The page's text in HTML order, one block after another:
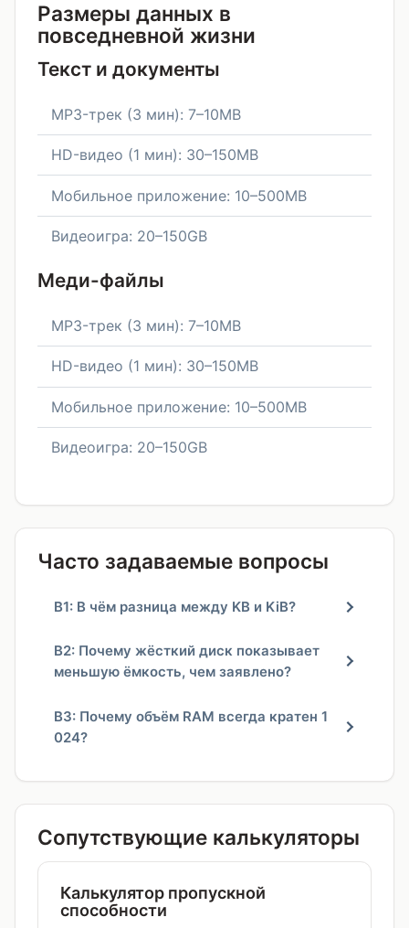
Размеры данных в
повседневной жизни
Текст и документы
MP3-трек (3 мин): 7–10MB
HD-видео (1 мин): 30–150MB
Мобильное приложение: 10–500MB
Видеоигра: 20–150GB
Меди-файлы
MP3-трек (3 мин): 7–10MB
HD-видео (1 мин): 30–150MB
Мобильное приложение: 10–500MB
Видеоигра: 20–150GB
Часто задаваемые вопросы
В1: В чём разница между KB и KiB?
В2: Почему жёсткий диск показывает
меньшую ёмкость, чем заявлено?
В3: Почему объём RAM всегда кратен 1
024?
Сопутствующие калькуляторы
Калькулятор пропускной
способности